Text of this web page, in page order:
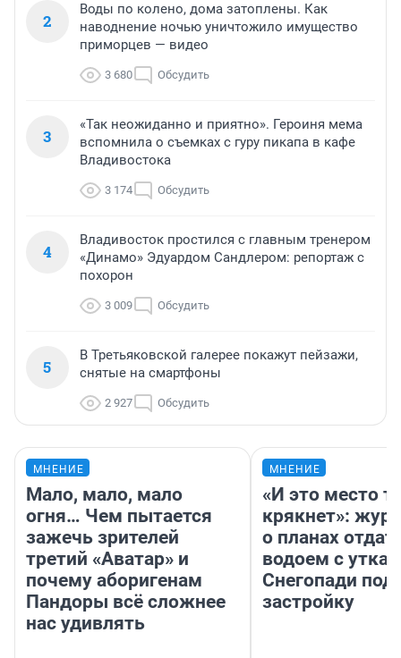
2
Воды по колено, дома затоплены. Как
наводнение ночью уничтожило имущество
приморцев — видео
3 680 Обсудить
3
«Так неожиданно и приятно». Героиня мема
вспомнила о съемках с гуру пикапа в кафе
Владивостока
3 174 Обсудить
4
Владивосток простился с главным тренером
«Динамо» Эдуардом Сандлером: репортаж с
похорон
3 009 Обсудить
5
В Третьяковской галерее покажут пейзажи,
снятые на смартфоны
2 927 Обсудить
МНЕНИЕ
Мало, мало, мало
огня… Чем пытается
зажечь зрителей
третий «Аватар» и
почему аборигенам
Пандоры всё сложнее
нас удивлять
МНЕНИЕ
«И это место
крякнет»:
о планах
водоем с
Снегопади под
застройку